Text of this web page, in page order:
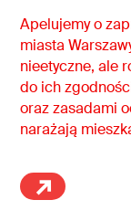
Apelujemy o
miasta
nieetyczne, ale
do ich
oraz zasadami
narażają